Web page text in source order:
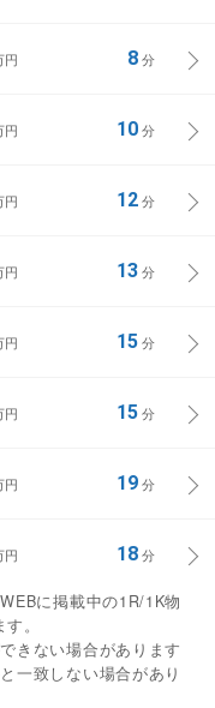
円 8分
円 10分
円 12分
円 13分
円 15分
円 15分
円 19分
円 18分
に掲載中の1R/1K物
。
きない場合があります
一致しない場合があり